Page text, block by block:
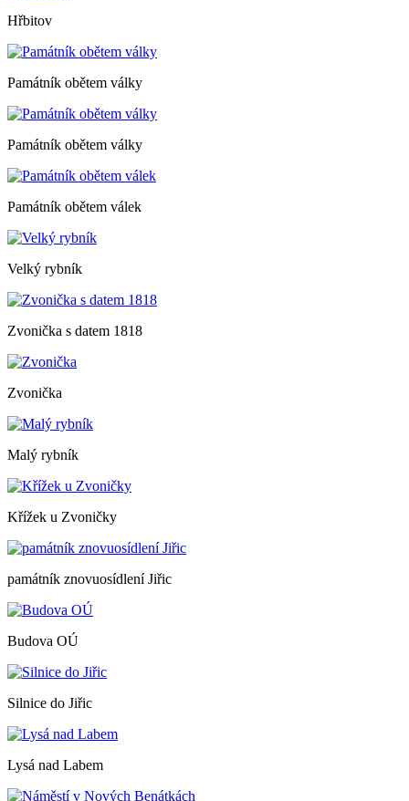
Hřbitov
Památník obětem války
Památník obětem války
Památník obětem válek
Velký rybník
Zvonička s datem 1818
Zvonička
Malý rybník
Křížek u Zvoničky
památník znovuosídlení Jiřic
Budova OÚ
Silnice do Jiřic
Lysá nad Labem